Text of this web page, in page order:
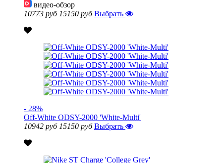
видео-обзор
10773 руб 15150 руб Выбрать
- 28%
Off-White ODSY-2000 'White-Multi'
10942 руб 15150 руб Выбрать